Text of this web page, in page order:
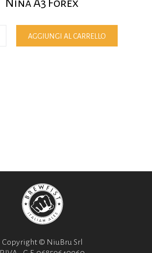
Nina A3 Forex
AGGIUNGI AL CARRELLO
Copyright © NiuBru Srl